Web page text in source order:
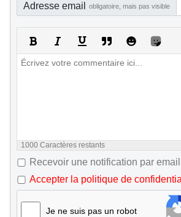
Adresse email obligatoire, mais pas visible
1000 Caractères restants
Recevoir une notification par
Accepter la politique de
Je ne suis pas un robot